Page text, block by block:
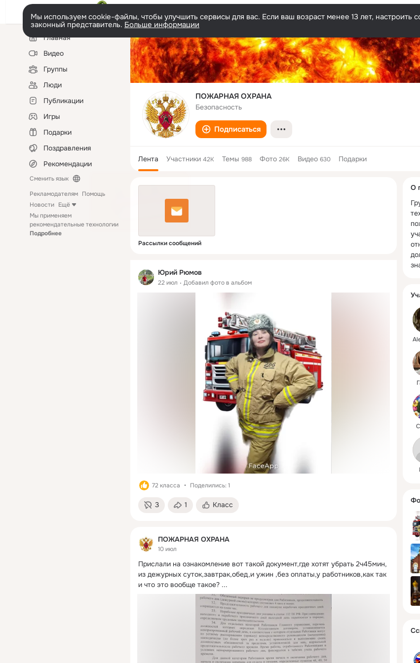
Мы используем cookie-файлы, чтобы улучшить сервисы для вас. Если ваш возраст менее 13 лет,
законный представитель. Больше информации
Левая
колонкаГлавная
Видео
Группы
Люди
Публикации
Игры
Подарки
Поздравления
Рекомендации
Сменить язык
Рекламодателям Помощь
Новости Ещё
Мы применяем
рекомендательные технологии
Подробнее
ПОЖАРНАЯ ОХРАНА
Безопасность
Подписаться
Лента Участники 42K Темы 988 Фото 26K Видео 630 Подарки
Рассылки сообщений
Юрий Рюмов
22 июл Добавил фото в альбом
72 класса Поделились: 1
3 1 Класс
ПОЖАРНАЯ ОХРАНА
10 июл
Прислали на ознакомление вот такой документ,где хотят убрать 2ч45мин,
из дежурных суток,завтрак,обед,и ужин ,без оплаты,у работников,как так
и что это вообще такое? ...
О